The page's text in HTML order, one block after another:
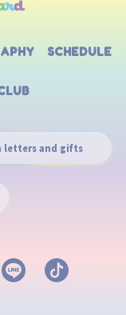
SCHEDULE
letters and gifts